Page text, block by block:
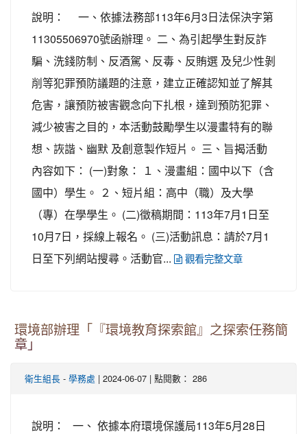
說明： 一、依據法務部113年6月3日法保決字第
11305506970號函辦理。 二、為引起學生對反詐
騙、洗錢防制、反酒駕、反毒、反賄選 及兒少性剝
削等犯罪預防議題的注意，建立正確認知並了解其
危害，讓預防被害觀念向下扎根，達到預防犯罪、
減少被害之目的，本活動鼓勵學生以漫畫特有的聯
想、詼諧、幽默 及創意製作短片。 三、旨揭活動
內容如下： (一)對象： １、漫畫組：國中以下（含
國中）學生。 ２、短片組：高中（職）及大學
（專）在學學生。 (二)徵稿期間：113年7月1日至
10月7日，採線上報名。 (三)活動訊息：請於7月1
日至下列網站搜尋。活動官...
觀看完整文章
環境部辦理「『環境教育探索館』之探索任務簡
章」
衛生組長 - 學務處 | 2024-06-07 | 點閱數： 286
說明： 一、 依據本府環境保護局113年5月28日